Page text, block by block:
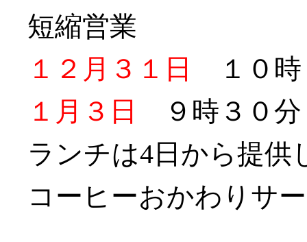
短縮営業
１２月３１日
１０時
１月３日
９時３０
ランチは4日から提供
コーヒーおかわりサ